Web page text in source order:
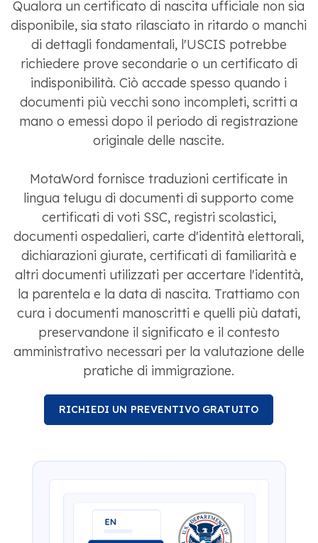
Qualora un certificato di nascita ufficiale non sia
disponibile, sia stato rilasciato in ritardo o manchi
di dettagli fondamentali, l'USCIS potrebbe
richiedere prove secondarie o un certificato di
indisponibilità. Ciò accade spesso quando i
documenti più vecchi sono incompleti, scritti a
mano o emessi dopo il periodo di registrazione
originale delle nascite.
MotaWord fornisce traduzioni certificate in
lingua telugu di documenti di supporto come
certificati di voti SSC, registri scolastici,
documenti ospedalieri, carte d'identità elettorali,
dichiarazioni giurate, certificati di familiarità e
altri documenti utilizzati per accertare l'identità,
la parentela e la data di nascita. Trattiamo con
cura i documenti manoscritti e quelli più datati,
preservandone il significato e il contesto
amministrativo necessari per la valutazione delle
pratiche di immigrazione.
RICHIEDI UN PREVENTIVO GRATUITO